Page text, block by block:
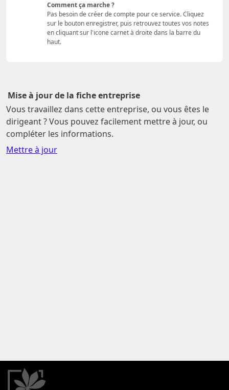
Comment ça marche ?
Pas besoin de créer de compte pour ce service. Cliquez
sur le bouton enregistrer, puis retrouvez toutes vos notes
en cliquant sur l'icone carnet à droite dans la barre du
haut.
Mise à jour de la fiche entreprise
Vous travaillez dans cette entreprise, ou vous êtes le
dirigeant ? Vous pouvez facilement mettre à jour, ou
compléter les informations.
Mettre à jour